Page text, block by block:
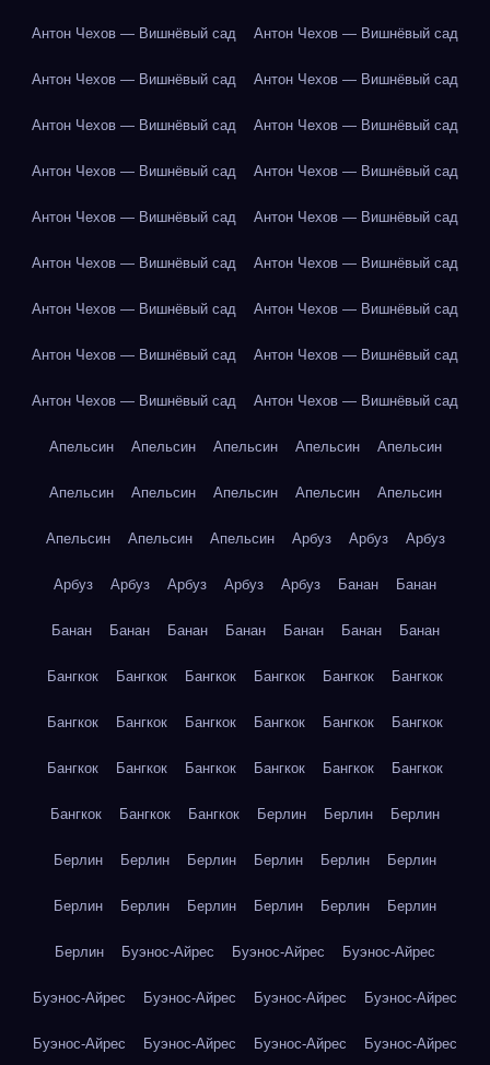
Антон Чехов — Вишнёвый сад Антон Чехов — Вишнёвый сад
Антон Чехов — Вишнёвый сад Антон Чехов — Вишнёвый сад
Антон Чехов — Вишнёвый сад Антон Чехов — Вишнёвый сад
Антон Чехов — Вишнёвый сад Антон Чехов — Вишнёвый сад
Антон Чехов — Вишнёвый сад Антон Чехов — Вишнёвый сад
Антон Чехов — Вишнёвый сад Антон Чехов — Вишнёвый сад
Антон Чехов — Вишнёвый сад Антон Чехов — Вишнёвый сад
Антон Чехов — Вишнёвый сад Антон Чехов — Вишнёвый сад
Антон Чехов — Вишнёвый сад Антон Чехов — Вишнёвый сад
Апельсин Апельсин Апельсин Апельсин Апельсин
Апельсин Апельсин Апельсин Апельсин Апельсин
Апельсин Апельсин Апельсин Арбуз Арбуз Арбуз
Арбуз Арбуз Арбуз Арбуз Арбуз Банан Банан
Банан Банан Банан Банан Банан Банан Банан
Бангкок Бангкок Бангкок Бангкок Бангкок Бангкок
Бангкок Бангкок Бангкок Бангкок Бангкок Бангкок
Бангкок Бангкок Бангкок Бангкок Бангкок Бангкок
Бангкок Бангкок Бангкок Берлин Берлин Берлин
Берлин Берлин Берлин Берлин Берлин Берлин
Берлин Берлин Берлин Берлин Берлин Берлин
Берлин Буэнос-Айрес Буэнос-Айрес Буэнос-Айрес
Буэнос-Айрес Буэнос-Айрес Буэнос-Айрес Буэнос-Айрес
Буэнос-Айрес Буэнос-Айрес Буэнос-Айрес Буэнос-Айрес